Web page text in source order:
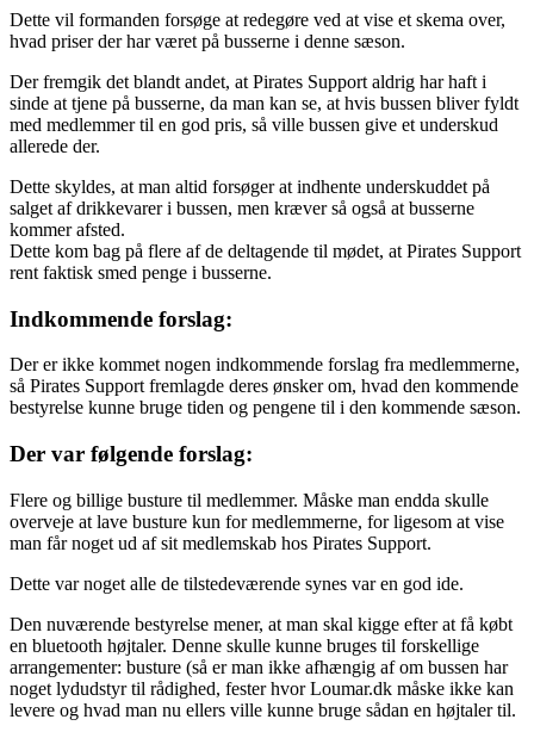
Dette vil formanden forsøge at redegøre ved at vise et skema over,
hvad priser der har været på busserne i denne sæson.
Der fremgik det blandt andet, at Pirates Support aldrig har haft i
sinde at tjene på busserne, da man kan se, at hvis bussen bliver fyldt
med medlemmer til en god pris, så ville bussen give et underskud
allerede der.
Dette skyldes, at man altid forsøger at indhente underskuddet på
salget af drikkevarer i bussen, men kræver så også at busserne
kommer afsted.
Dette kom bag på flere af de deltagende til mødet, at Pirates Support
rent faktisk smed penge i busserne.
Indkommende forslag:
Der er ikke kommet nogen indkommende forslag fra medlemmerne,
så Pirates Support fremlagde deres ønsker om, hvad den kommende
bestyrelse kunne bruge tiden og pengene til i den kommende sæson.
Der var følgende forslag:
Flere og billige busture til medlemmer. Måske man endda skulle
overveje at lave busture kun for medlemmerne, for ligesom at vise
man får noget ud af sit medlemskab hos Pirates Support.
Dette var noget alle de tilstedeværende synes var en god ide.
Den nuværende bestyrelse mener, at man skal kigge efter at få købt
en bluetooth højtaler. Denne skulle kunne bruges til forskellige
arrangementer: busture (så er man ikke afhængig af om bussen har
noget lydudstyr til rådighed, fester hvor Loumar.dk måske ikke kan
levere og hvad man nu ellers ville kunne bruge sådan en højtaler til.